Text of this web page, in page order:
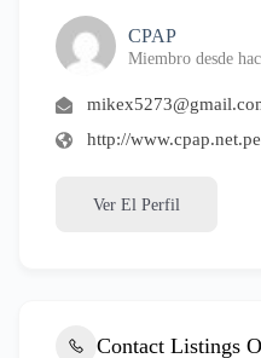
CPAP
Miembro desde
http://www.cpap.net.pe
Ver El Perfil
Contact Listings